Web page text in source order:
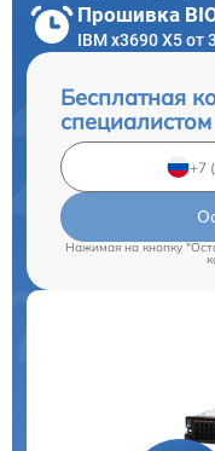
Прошивка
IBM x3690 X5 от
Бесплатная
специалистом
Нажимая на кнопку